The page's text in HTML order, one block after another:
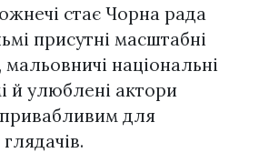
стає Чорна рада
присутні масштабні
мальовничі національні
й улюблені актори
для